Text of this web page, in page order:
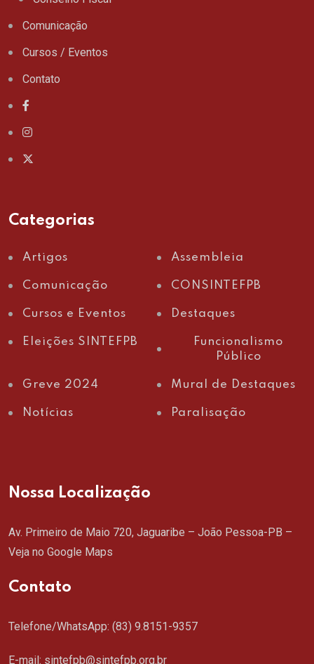
Comunicação
Cursos / Eventos
Contato
Categorias
Artigos Assembleia
Comunicação CONSINTEFPB
Cursos e Eventos Destaques
Eleições SINTEFPB
Funcionalismo
Público
Greve 2024 Mural de Destaques
Notícias Paralisação
Nossa Localização
Av. Primeiro de Maio 720, Jaguaribe – João Pessoa-PB –
Veja no Google Maps
Contato
Telefone/WhatsApp: (83) 9.8151-9357
E-mail: sintefpb@sintefpb.org.br